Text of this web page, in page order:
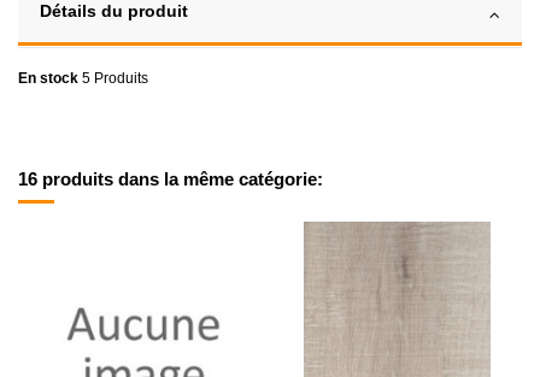
Détails du produit
En stock 5 Produits
16 produits dans la même catégorie: